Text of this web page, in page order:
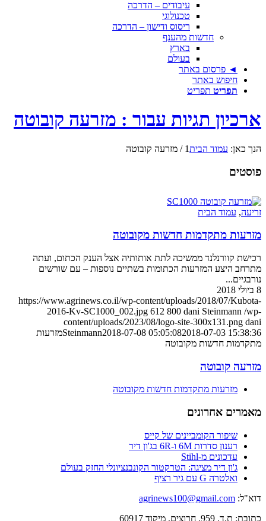
עיבודים – הדרכה
טכנולוגי
ריסוס ודישון – הדרכה
חדשות מהענף
בארץ
בעולם
◄ פרסום באתר
חיפוש באתר
תפריט תפריט
ארכיון תגיות עבור : מזרעה קובוטה
הנך כאן: עמוד הבית1
/ מזרעה קובוטה
פוסטים
זריעה, עמוד הבית
מזרעות מתקדמות חדשות מקובוטה
רכישת קוורנלנד ממשיכה לתת אותותיה אצל הענק הכתום, ועתה
מתרחב היצע המזרעות הכתומות בשתיים נוספות – עם שורשים
נורבגיים...
8 ביולי 2018
https://www.agrinews.co.il/wp-content/uploads/2018/07/Kubota-
2016-Kv-SC1000_002.jpg 612 800 dani Steinmann /wp-
content/uploads/2023/08/logo-site-300x131.png dani
Steinmann2018-07-08 05:05:082018-07-03 15:38:36
מזרעות
מתקדמות חדשות מקובוטה
מזרעה קובוטה
מזרעות מתקדמות חדשות מקובוטה
מאמרים אחרונים
שיפור הקומביינים של קייס
רענון סדרות 6M ו-6R בג'ון דיר
עדכונים מ-Stihl
ג'ון דיר מציגה: הטרקטור הקונבנציונלי החזק בעולם
ואלטרה G עם גיר רציף
דוא"ל: agrinews100@gmail.com
כתובת: ת.ד. 959, חרוצים, מיקוד 60917